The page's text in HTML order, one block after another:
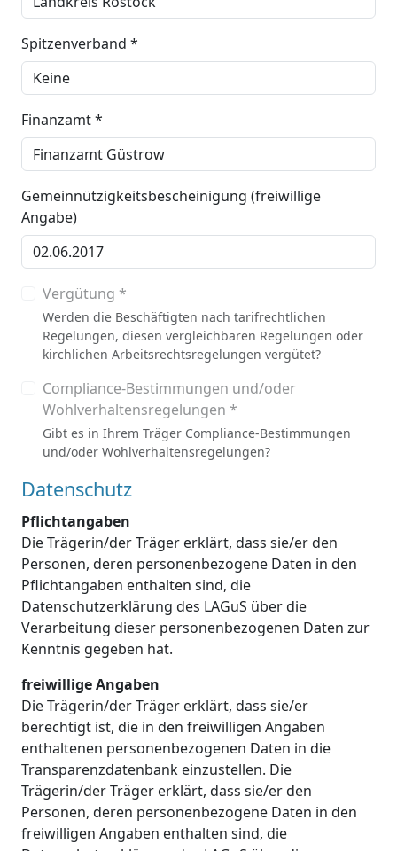
Spitzenverband *
Finanzamt *
Gemeinnützigkeitsbescheinigung (freiwillige
Angabe)
Vergütung *
Werden die Beschäftigten nach tarifrechtlichen
Regelungen, diesen vergleichbaren Regelungen oder
kirchlichen Arbeitsrechtsregelungen vergütet?
Compliance-Bestimmungen und/oder
Wohlverhaltensregelungen *
Gibt es in Ihrem Träger Compliance-Bestimmungen
und/oder Wohlverhaltensregelungen?
Datenschutz
Pflichtangaben
Die Trägerin/der Träger erklärt, dass sie/er den
Personen, deren personenbezogene Daten in den
Pflichtangaben enthalten sind, die
Datenschutzerklärung des LAGuS über die
Verarbeitung dieser personenbezogenen Daten zur
Kenntnis gegeben hat.
freiwillige Angaben
Die Trägerin/der Träger erklärt, dass sie/er
berechtigt ist, die in den freiwilligen Angaben
enthaltenen personenbezogenen Daten in die
Transparenzdatenbank einzustellen. Die
Trägerin/der Träger erklärt, dass sie/er den
Personen, deren personenbezogene Daten in den
freiwilligen Angaben enthalten sind, die